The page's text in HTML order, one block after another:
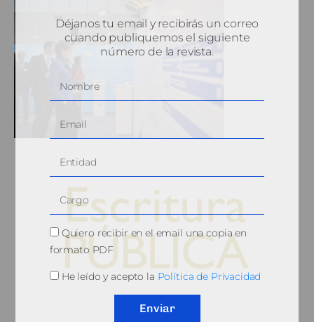
Déjanos tu email y recibirás un correo
cuando publiquemos el siguiente
número de la revista.
Quiero recibir en el email una copia en
formato PDF
He leído y acepto la Política de Privacidad
Enviar